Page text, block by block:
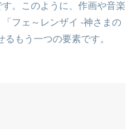
。このように、作画や音楽
フェ～レンザイ -神さまの
もう一つの要素です。